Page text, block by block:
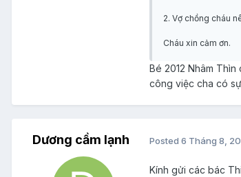
2. Vợ chồng cháu
Cháu xin cảm ơn.
Bé 2012 Nhâm
công việc cha có
Dương cầm lạnh Posted 6 Tháng 8,
Kính gửi các bác